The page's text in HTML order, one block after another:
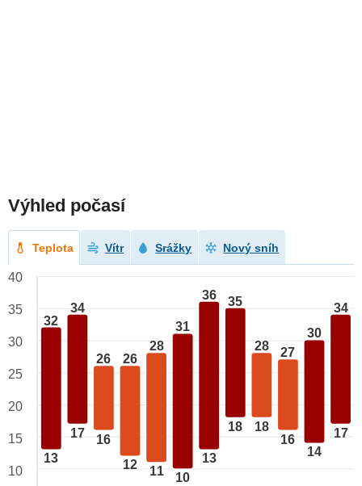
Výhled počasí
Teplota Vítr Srážky Nový sníh
32
13
34
17
26
16
26
12
28
11
31
10
36
13
35
18
28
18
27
16
30
14
34
17
40
35
30
25
20
15
10